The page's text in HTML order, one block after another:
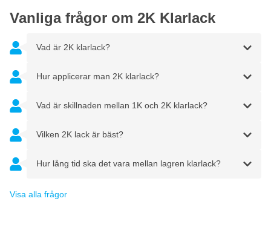
Vanliga frågor om 2K Klarlack
Vad är 2K klarlack?
Hur applicerar man 2K klarlack?
Vad är skillnaden mellan 1K och 2K klarlack?
Vilken 2K lack är bäst?
Hur lång tid ska det vara mellan lagren klarlack?
Visa alla frågor